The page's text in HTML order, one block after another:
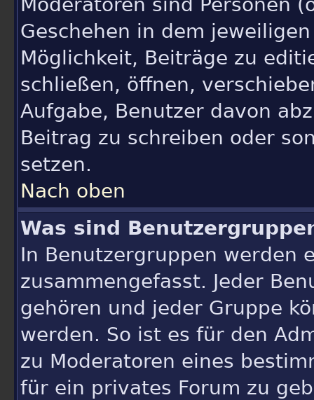
Geschehen in dem
Möglichkeit, Beiträge zu
schließen, öffnen,
Aufgabe, Benutzer davon
Beitrag zu schreiben oder
setzen.
Nach oben
Was sind
In Benutzergruppen werden
zusammengefasst. Jeder
gehören und jeder Gruppe
werden. So ist es für den
zu Moderatoren eines
für ein privates Forum zu